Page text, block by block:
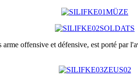
offensive et défensive, est porté par